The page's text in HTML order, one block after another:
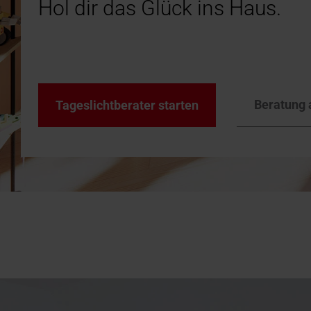
Hol dir das Glück ins Haus.
Tageslichtberater starten Beratung